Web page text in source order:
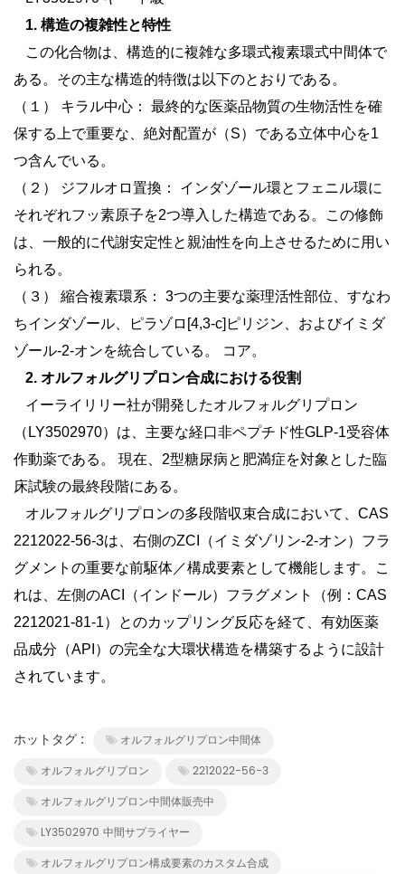
1. 構造の複雑性と特性
この化合物は、構造的に複雑な多環式複素環式中間体で
ある。その主な構造的特徴は以下のとおりである。
（１） キラル中心： 最終的な医薬品物質の生物活性を確
保する上で重要な、絶対配置が（S）である立体中心を1
つ含んでいる。
（２）
ジフルオロ置換： インダゾール環とフェニル環に
それぞれフッ素原子を2つ導入した構造である。この修飾
は、一般的に代謝安定性と親油性を向上させるために用い
られる。
（３） 縮合複素環系： 3つの主要な薬理活性部位、すなわ
ちインダゾール、ピラゾロ[4,3-c]ピリジン、およびイミダ
ゾール-2-オンを統合している。
コア。
2. オルフォルグリプロン合成における役割
イーライリリー社が開発したオルフォルグリプロン
（LY3502970）は、主要な経口非ペプチド性GLP-1受容体
作動薬である。 現在、2型糖尿病と肥満症を対象とした臨
床試験の最終段階にある。
オルフォルグリプロンの多段階収束合成において、CAS
2212022-56-3は、右側のZCI（イミダゾリン-2-オン）フラ
グメントの重要な前駆体／構成要素として機能します。こ
れは、左側のACI（インドール）フラグメント（例：CAS
2212021-81-1）とのカップリング反応を経て、有効医薬
品成分（API）の完全な大環状構造を構築するように設計
されています。
ホットタグ :
オルフォルグリプロン中間体
オルフォルグリプロン
2212022-56-3
オルフォルグリプロン中間体販売中
LY3502970 中間サプライヤー
オルフォルグリプロン構成要素のカスタム合成